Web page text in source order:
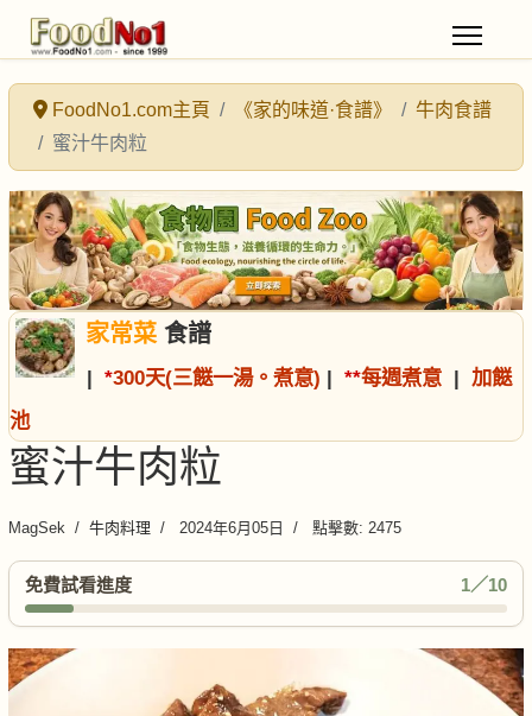
FoodNo1.com主頁 《家的味道·食譜》
牛肉食譜
蜜汁牛肉粒
家常菜食譜
| *300天(三餸一湯。煮意) | **每週煮意 | 加餸
池
蜜汁牛肉粒
MagSek 牛肉料理 2024年6月05日 點擊數: 2475
免費試看進度 1／10